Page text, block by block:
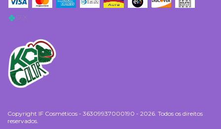
Copyright IF Cosméticos - 36309937000190 - 2026. Todos os direitos
reservados.